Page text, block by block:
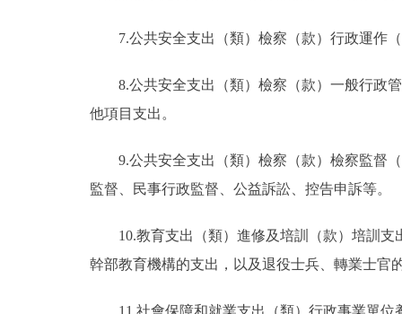
7.公共安全支出（類）檢察（款）行政運作
8.公共安全支出（類）檢察（款）一般行政
他項目支出。
9.公共安全支出（類）檢察（款）檢察監督
監督、民事行政監督、公益訴訟、控告申訴等。
10.教育支出（類）進修及培訓（款）培訓
幹部教育機構的支出，以及退役士兵、轉業士官
11.社會保障和就業支出（類）行政事業單